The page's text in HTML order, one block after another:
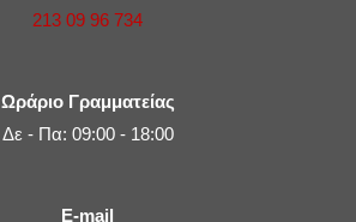
213 09 96 734
Ωράριο Γραμματείας
Δε - Πα: 09:00 - 18:00
E-mail